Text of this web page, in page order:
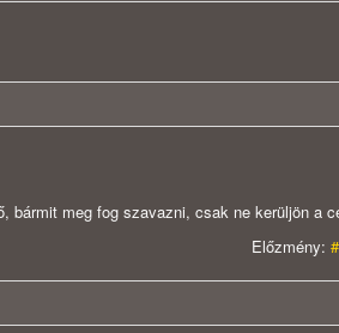
bármit meg fog szavazni, csak ne kerüljön a
Előzmény: